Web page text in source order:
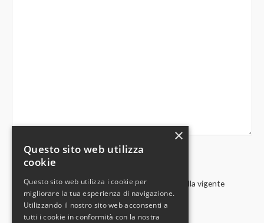
Acconsento al trattamento dei miei dati in base alla vigente
normativa privacy
×
Questo sito web utilizza
cookie
Questo sito web utilizza i cookie per
migliorare la tua esperienza di navigazione.
Utilizzando il nostro sito web acconsenti a
tutti i cookie in conformità con la nostra